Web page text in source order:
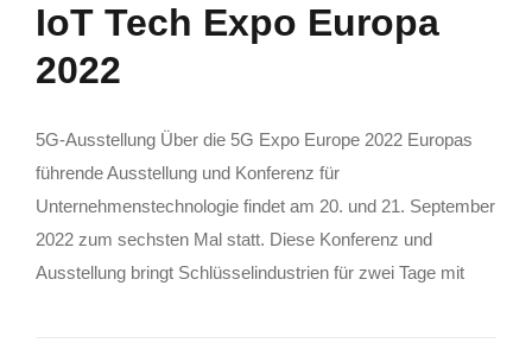
IoT Tech Expo Europa
2022
5G-Ausstellung Über die 5G Expo Europe 2022 Europas
führende Ausstellung und Konferenz für
Unternehmenstechnologie findet am 20. und 21. September
2022 zum sechsten Mal statt. Diese Konferenz und
Ausstellung bringt Schlüsselindustrien für zwei Tage mit